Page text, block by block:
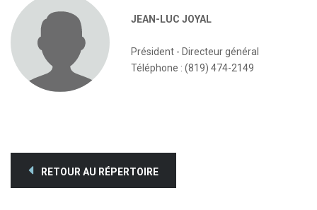
JEAN-LUC JOYAL
Président - Directeur général
Téléphone : (819) 474-2149
RETOUR AU RÉPERTOIRE